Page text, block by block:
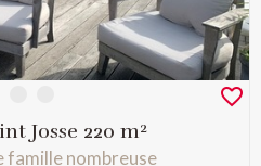
0
Josse 220 m²
famille nombreuse